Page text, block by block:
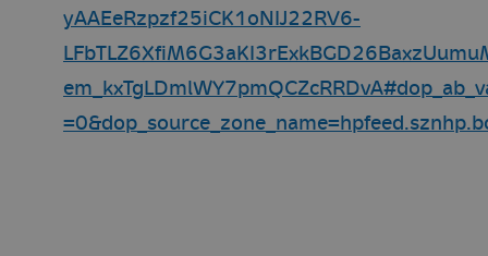
yAAEeRzpzf25iCK1oNIJ22RV6-